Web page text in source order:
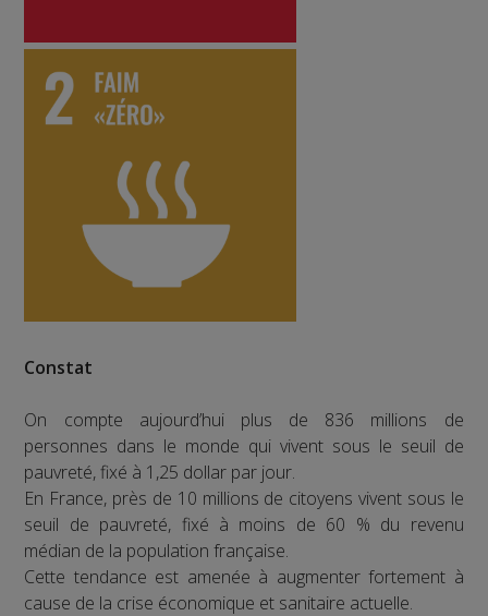
Constat
On compte aujourd’hui plus de 836 millions de
personnes dans le monde qui vivent sous le seuil de
pauvreté, fixé à 1,25 dollar par jour.
En France, près de 10 millions de citoyens vivent sous le
seuil de pauvreté, fixé à moins de 60 % du revenu
médian de la population française.
Cette tendance est amenée à augmenter fortement à
cause de la crise économique et sanitaire actuelle.